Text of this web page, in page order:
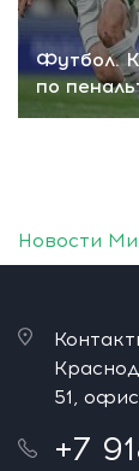
Футбол.
по
Новости
51,
+7